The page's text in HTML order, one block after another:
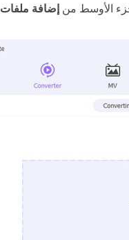
الأوسط من إضافة ملفات